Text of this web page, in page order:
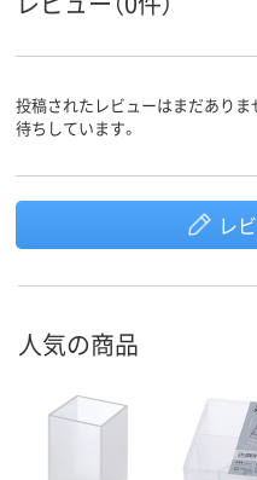
投稿されたレビューはまだあり
待ちしています。
レ
人気の商品